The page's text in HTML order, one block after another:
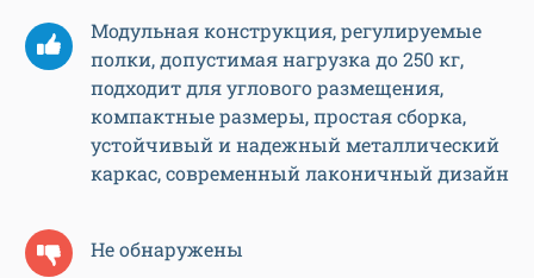
Модульная конструкция, регулируемые
полки, допустимая нагрузка до 250 кг,
подходит для углового размещения,
компактные размеры, простая сборка,
устойчивый и надежный металлический
каркас, современный лаконичный дизайн
Не обнаружены